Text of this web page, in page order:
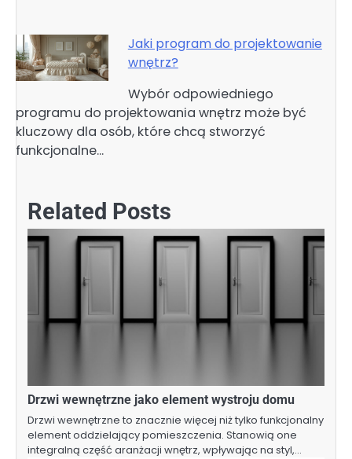
Jaki program do projektowanie
wnętrz?
Wybór odpowiedniego
programu do projektowania wnętrz może być
kluczowy dla osób, które chcą stworzyć
funkcjonalne…
Related Posts
Drzwi wewnętrzne jako element wystroju domu
Drzwi wewnętrzne to znacznie więcej niż tylko funkcjonalny
element oddzielający pomieszczenia. Stanowią one
integralną część aranżacji wnętrz, wpływając na styl,…